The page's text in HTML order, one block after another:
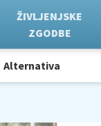
ŽIVLJENJSKE
ZGODBE
Alternativa